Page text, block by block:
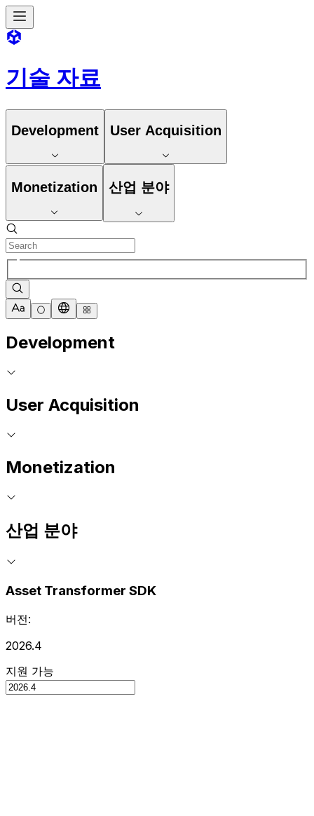
기술 자료
Development User Acquisition
Monetization 산업 분야
Development
User Acquisition
Monetization
산업 분야
Asset Transformer SDK
버전:
2026.4
지원 가능